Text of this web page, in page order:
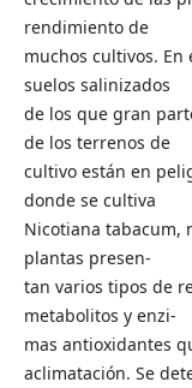
rendimiento de
muchos cultivos.
suelos salinizados
de los que gran
de los terrenos de
cultivo están en
donde se cultiva
Nicotiana tabacum,
plantas presen-
tan varios tipos de
metabolitos y enzi-
mas antioxidantes
aclimatación. Se